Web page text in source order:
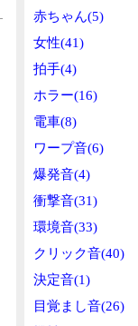
赤ちゃん(5)
女性(41)
拍手(4)
ホラー(16)
電車(8)
ワープ音(6)
爆発音(4)
衝撃音(31)
環境音(33)
クリック音(40)
決定音(1)
目覚まし音(26)